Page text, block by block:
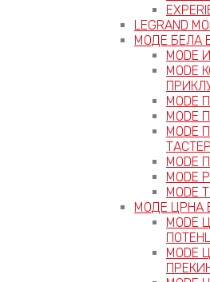
LEGRAND
МОДЕ БЕЛА
MODE
MODE
MODE
MODE
MODE
MODE
MODE
MODE
МОДЕ ЦРНА
MODE
MODE